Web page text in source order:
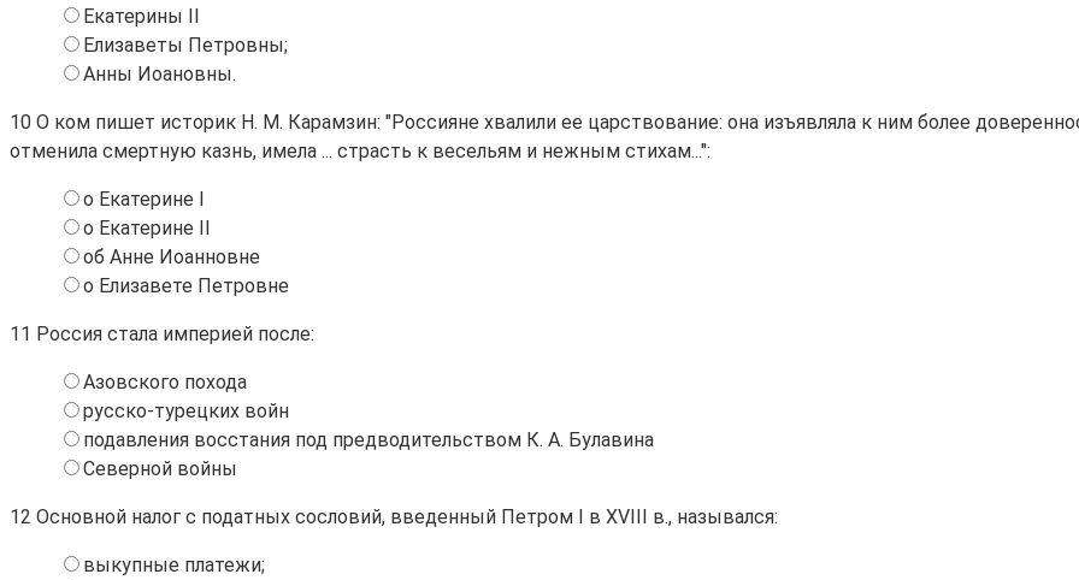
Екатерины II
Елизаветы Петровны;
Анны Иоановны.
10 О ком пишет историк Н. М. Карамзин: "Россияне хвалили ее царствование: она изъявляла к ним более
отменила смертную казнь, имела ... страсть к весельям и нежным стихам...":
о Екатерине I
о Екатерине II
об Анне Иоанновне
о Елизавете Петровне
11 Россия стала империей после:
Азовского похода
русско-турецких войн
подавления восстания под предводительством К. А. Булавина
Северной войны
12 Основной налог с податных сословий, введенный Петром I в XVIII в., назывался:
выкупные платежи;